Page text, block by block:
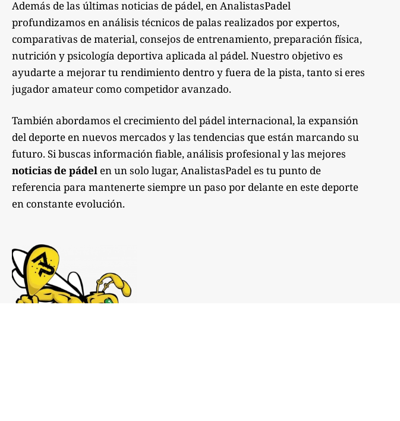
Además de las últimas noticias de pádel, en AnalistasPadel
profundizamos en análisis técnicos de palas realizados por expertos,
comparativas de material, consejos de entrenamiento, preparación física,
nutrición y psicología deportiva aplicada al pádel. Nuestro objetivo es
ayudarte a mejorar tu rendimiento dentro y fuera de la pista, tanto si eres
jugador amateur como competidor avanzado.
También abordamos el crecimiento del pádel internacional, la expansión
del deporte en nuevos mercados y las tendencias que están marcando su
futuro. Si buscas información fiable, análisis profesional y las mejores
noticias de pádel en un solo lugar, AnalistasPadel es tu punto de
referencia para mantenerte siempre un paso por delante en este deporte
en constante evolución.